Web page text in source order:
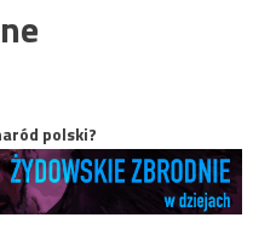
polski?